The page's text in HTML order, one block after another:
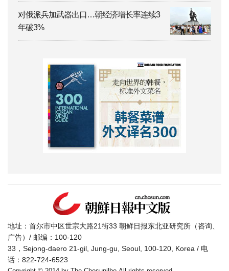
对俄派兵加武器出口…朝经济增长率连续3
年破3%
地址：首尔市中区世宗大路21街33 朝鲜日报东北亚研究所（咨询、
广告）/ 邮编：100-120
33，Sejong-daero 21-gil, Jung-gu, Seoul, 100-120, Korea / 电
话：822-724-6523